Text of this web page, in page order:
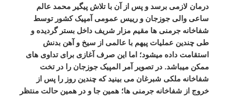
درمان لازمی برسد و پس از آنبا تلاش پیگیر محمد عالم
ساعی والی جوزجان و رییس عمومی آمپیک کشورتوسط
شفاخانه جرمنی ها مقیم مزار شریف داخل بستر گردیده و
طی چندین عملیات پیهم با عالمی از سیخ و آهن بدنش
استقامت داده میشود؛ اما این صرف آغازی برای تداوی های
ممکن میباشد.در تصویر آمر المپیک جوزجان را در تخت
شفاخانه ملکی شبرغان می بینید که چندین روز را پس از
خروج از شفاخانه جرمنی ها؛ همین جا و در همین حالت منتظر